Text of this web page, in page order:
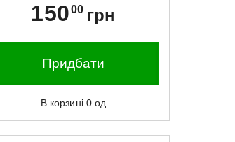
15000 грн
Придбати
В корзині 0 од